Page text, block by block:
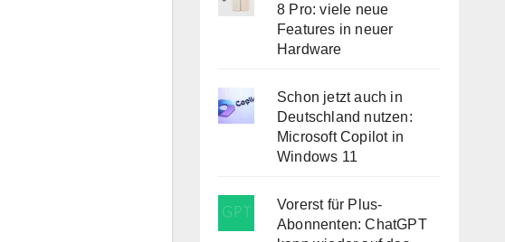
8 Pro: viele neue
Features in neuer
Hardware
Schon jetzt auch in
Deutschland nutzen:
Microsoft Copilot in
Windows 11
Vorerst für Plus-
Abonnenten: ChatGPT